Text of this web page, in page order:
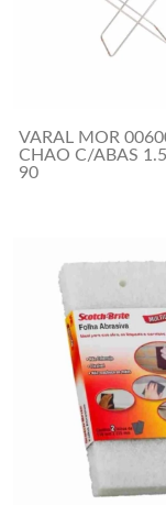
VARAL MOR
CHAO C/ABAS
90